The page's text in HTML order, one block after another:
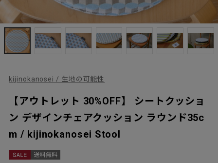
kijinokanosei / 生地の可能性
【アウトレット 30%OFF】 シートクッショ
ン デザインチェアクッション ラウンド35c
m / kijinokanosei Stool